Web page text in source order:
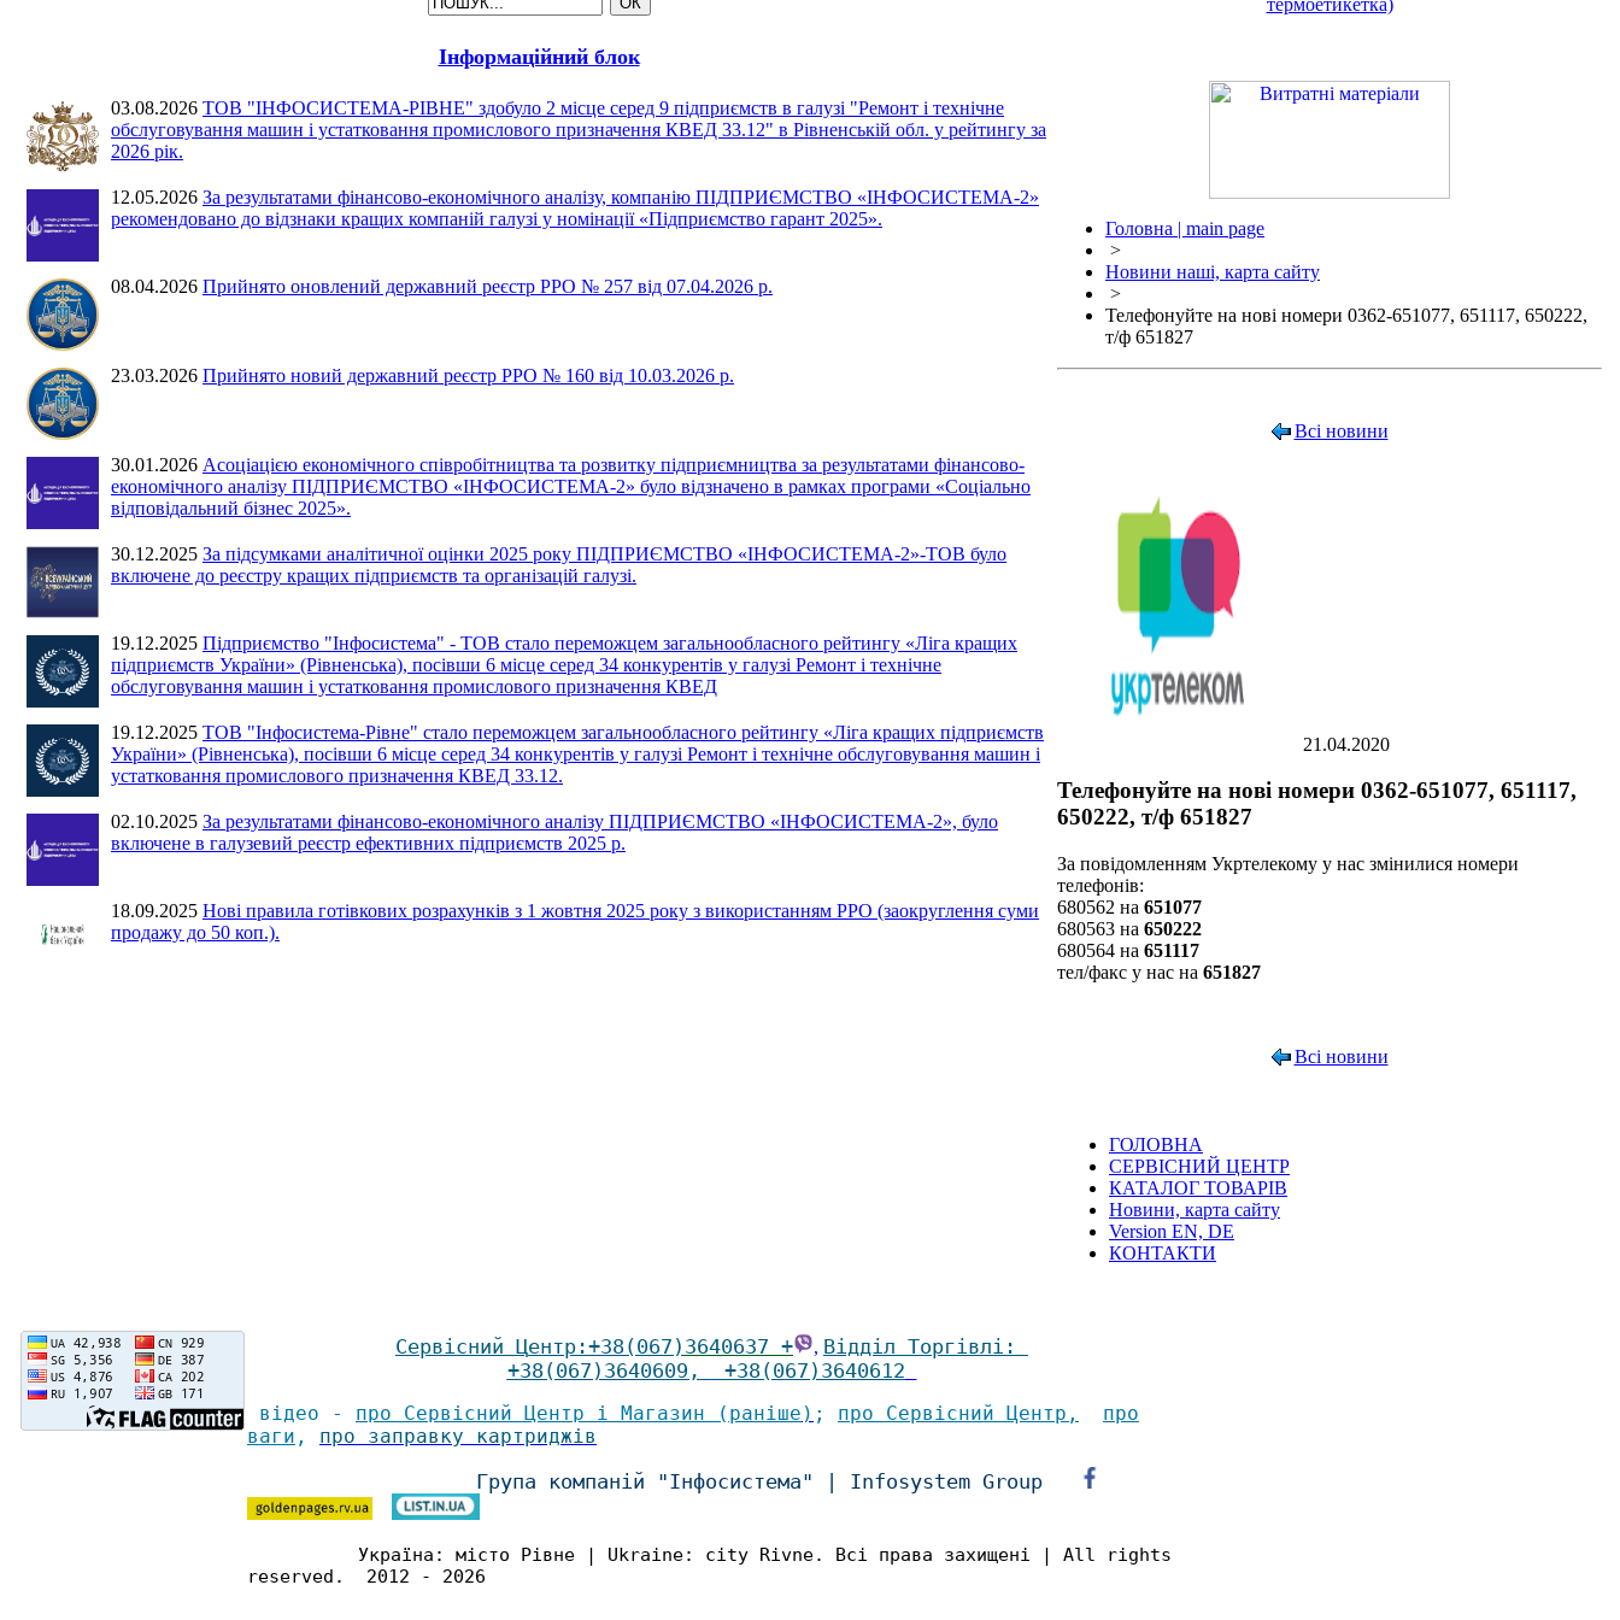
Інформаційний блок
03.08.2026 ТОВ "ІНФОСИСТЕМА-РІВНЕ" здобуло 2 місце серед 9 підприємств в галузі "Ремонт і технічне
обслуговування машин і устатковання промислового призначення КВЕД 33.12" в Рівненській обл. у рейтингу за
2026 рік.
12.05.2026 За результатами фінансово-економічного аналізу, компанію ПІДПРИЄМСТВО «ІНФОСИСТЕМА-2»
рекомендовано до відзнаки кращих компаній галузі у номінації «Підприємство гарант 2025».
08.04.2026 Прийнято оновлений державний реєстр РРО № 257 від 07.04.2026 р.
23.03.2026 Прийнято новий державний реєстр РРО № 160 від 10.03.2026 р.
30.01.2026 Асоціацією економічного співробітництва та розвитку підприємництва за результатами фінансово-
економічного аналізу ПІДПРИЄМСТВО «ІНФОСИСТЕМА-2» було відзначено в рамках програми «Соціально
відповідальний бізнес 2025».
30.12.2025 За підсумками аналітичної оцінки 2025 року ПІДПРИЄМСТВО «ІНФОСИСТЕМА-2»-ТОВ було
включене до реєстру кращих підприємств та організацій галузі.
19.12.2025 Підприємство "Інфосистема" - ТОВ стало переможцем загальнообласного рейтингу «Ліга кращих
підприємств України» (Рівненська), посівши 6 місце серед 34 конкурентів у галузі Ремонт і технічне
обслуговування машин і устатковання промислового призначення КВЕД
19.12.2025 ТОВ "Інфосистема-Рівне" стало переможцем загальнообласного рейтингу «Ліга кращих підприємств
України» (Рівненська), посівши 6 місце серед 34 конкурентів у галузі Ремонт і технічне обслуговування машин і
устатковання промислового призначення КВЕД 33.12.
02.10.2025 За результатами фінансово-економічного аналізу ПІДПРИЄМСТВО «ІНФОСИСТЕМА-2», було
включене в галузевий реєстр ефективних підприємств 2025 р.
18.09.2025 Нові правила готівкових розрахунків з 1 жовтня 2025 року з використанням РРО (заокруглення суми
продажу до 50 коп.).
Головна | main page
>
Новини наші, карта сайту
>
Телефонуйте на нові номери 0362-651077, 651117, 650222,
т/ф 651827
Всі новини
21.04.2020
Телефонуйте на нові номери 0362-651077, 651117,
650222, т/ф 651827
За повідомленням Укртелекому у нас змінилися номери
телефонів:
680562 на 651077
680563 на 650222
680564 на 651117
тел/факс у нас на 651827
Всі новини
ГОЛОВНА
СЕРВІСНИЙ ЦЕНТР
КАТАЛОГ ТОВАРІВ
Новини, карта сайту
Version EN, DE
КОНТАКТИ
Сервісний Центр :+38(067) 3640637 + , Відділ Торгівлі :
+38(067)3640609 , +38(067)3640612
відео - про Сервісний Центр і Магазин (раніше ) ; про Сервісний Центр , про
ваги , про заправку картриджів
Група компаній "Інфосистема" | Infosystem Group
Україна: місто Рівне | Ukraine: city Rivne. Всі права захищені | All rights
reserved. 2012 - 2026